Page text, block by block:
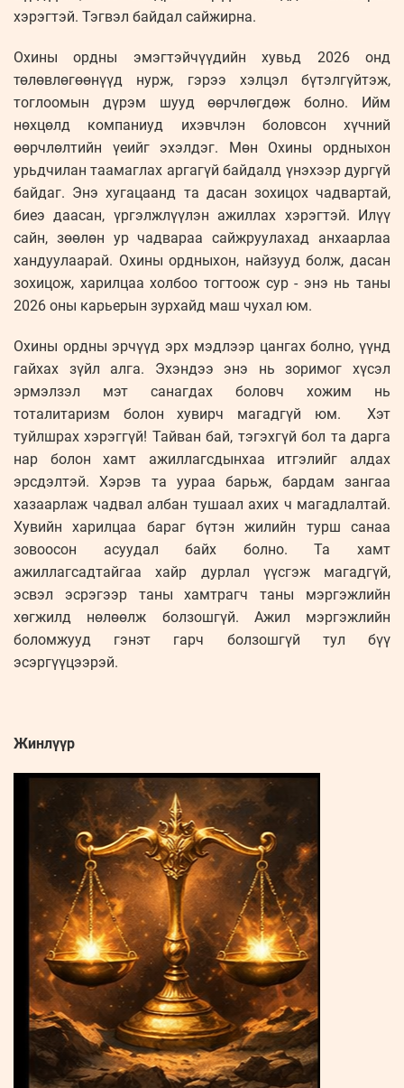
хэрэгтэй. Тэгвэл байдал сайжирна.
Охины ордны эмэгтэйчүүдийн хувьд 2026 онд
төлөвлөгөөнүүд нурж, гэрээ хэлцэл бүтэлгүйтэж,
тоглоомын дүрэм шууд өөрчлөгдөж болно. Ийм
нөхцөлд компаниуд ихэвчлэн боловсон хүчний
өөрчлөлтийн үеийг эхэлдэг. Мөн Охины ордныхон
урьдчилан таамаглах аргагүй байдалд үнэхээр дургүй
байдаг. Энэ хугацаанд та дасан зохицох чадвартай,
биеэ даасан, үргэлжлүүлэн ажиллах хэрэгтэй. Илүү
сайн, зөөлөн ур чадвараа сайжруулахад анхаарлаа
хандуулаарай. Охины ордныхон, найзууд болж, дасан
зохицож, харилцаа холбоо тогтоож сур - энэ нь таны
2026 оны карьерын зурхайд маш чухал юм.
Охины ордны эрчүүд эрх мэдлээр цангах болно, үүнд
гайхах зүйл алга. Эхэндээ энэ нь зоримог хүсэл
эрмэлзэл мэт санагдах боловч хожим нь
тоталитаризм болон хувирч магадгүй юм. Хэт
туйлшрах хэрэггүй! Тайван бай, тэгэхгүй бол та дарга
нар болон хамт ажиллагсдынхаа итгэлийг алдах
эрсдэлтэй. Хэрэв та уураа барьж, бардам зангаа
хазаарлаж чадвал албан тушаал ахих ч магадлалтай.
Хувийн харилцаа бараг бүтэн жилийн турш санаа
зовоосон асуудал байх болно. Та хамт
ажиллагсадтайгаа хайр дурлал үүсгэж магадгүй,
эсвэл эсрэгээр таны хамтрагч таны мэргэжлийн
хөгжилд нөлөөлж болзошгүй. Ажил мэргэжлийн
боломжууд гэнэт гарч болзошгүй тул бүү
эсэргүүцээрэй.
Жинлүүр